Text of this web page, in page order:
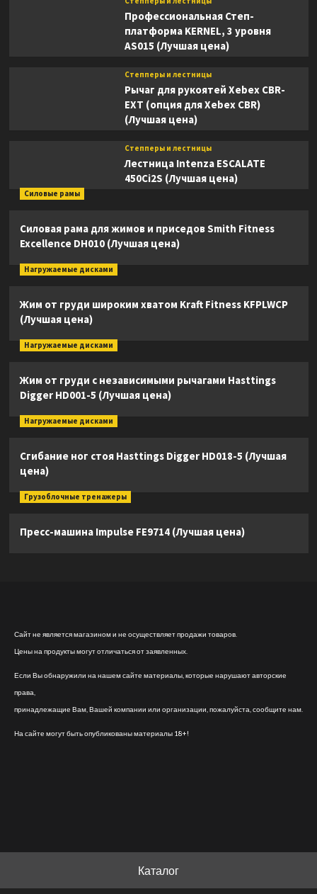
Профессиональная Степ-
платформа KERNEL, 3 уровня
AS015 (Лучшая цена)
Степперы и лестницы
Рычаг для рукоятей Xebex CBR-
EXT (опция для Xebex CBR)
(Лучшая цена)
Степперы и лестницы
Лестница Intenza ESCALATE
450Ci2S (Лучшая цена)
Силовые рамы
Силовая рама для жимов и приседов Smith Fitness
Excellence DH010 (Лучшая цена)
Нагружаемые дисками
Жим от груди широким хватом Kraft Fitness KFPLWCP
(Лучшая цена)
Нагружаемые дисками
Жим от груди с независимыми рычагами Hasttings
Digger HD001-5 (Лучшая цена)
Нагружаемые дисками
Сгибание ног стоя Hasttings Digger HD018-5 (Лучшая
цена)
Грузоблочные тренажеры
Пресс-машина Impulse FE9714 (Лучшая цена)
Сайт не является магазином и не осуществляет продажи товаров.
Цены на продукты могут отличаться от заявленных.
Если Вы обнаружили на нашем сайте материалы, которые нарушают авторские
права,
принадлежащие Вам, Вашей компании или организации, пожалуйста, сообщите нам.
На сайте могут быть опубликованы материалы 18+!
Каталог